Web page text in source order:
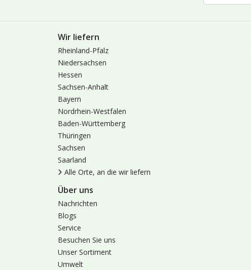
Wir liefern
Rheinland-Pfalz
Niedersachsen
Hessen
Sachsen-Anhalt
Bayern
Nordrhein-Westfalen
Baden-Württemberg
Thüringen
Sachsen
Saarland
Alle Orte, an die wir liefern
Über uns
Nachrichten
Blogs
Service
Besuchen Sie uns
Unser Sortiment
Umwelt